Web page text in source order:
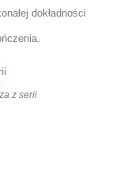
dokładności
z serii